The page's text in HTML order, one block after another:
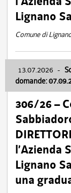
Lignano
Comune di
13.07.2026 -
domande:
306/26 –
l’Azienda
Lignano
una